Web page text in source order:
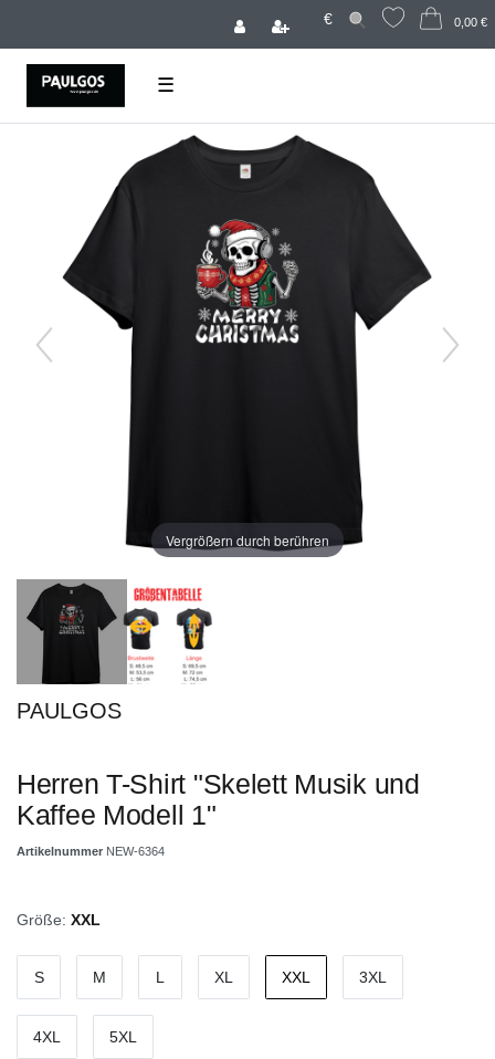
€ 0,00 €
☰
Vergrößern durch berühren
PAULGOS
Herren T-Shirt "Skelett Musik und
Kaffee Modell 1"
Artikelnummer NEW-6364
Größe: XXL
S M L XL XXL 3XL
4XL 5XL